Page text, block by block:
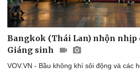
Dinh dưỡng - món ngon
Cây thuốc
Sản phụ khoa
Nhi khoa
Nam khoa
Làm đẹp - giảm cân
Phòng mạch online
Nhà
Blog
Tình
Bangkok (Thái Lan) nhộn nhịp
Giáng sinh
VOV.VN - Bầu không khí sôi động và các